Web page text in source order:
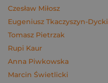
Czesław Miłosz
Eugeniusz Tkaczyszyn-Dycki
Tomasz Pietrzak
Rupi Kaur
Anna Piwkowska
Marcin Świetlicki